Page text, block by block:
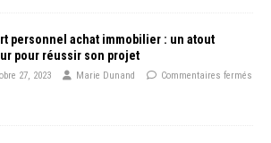
personnel achat immobilier : un atout
pour réussir son projet
27, 2023 Marie Dunand Commentaires fermés